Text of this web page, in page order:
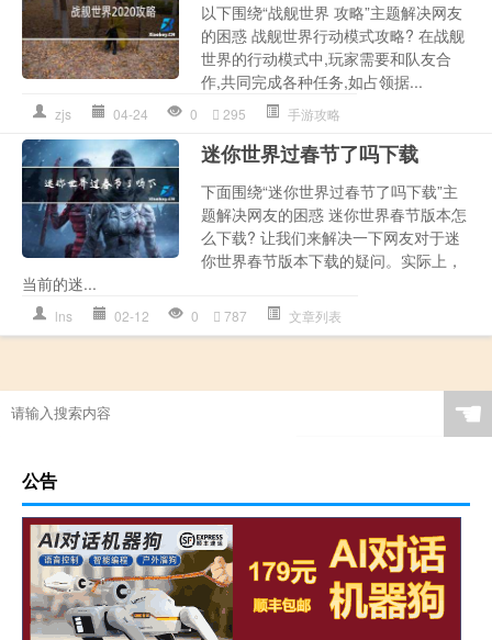
以下围绕“战舰世界 攻略”主题解决网友
的困惑 战舰世界行动模式攻略? 在战舰
世界的行动模式中,玩家需要和队友合
作,共同完成各种任务,如占领据...
zjs 04-24 0 295 手游攻略
迷你世界过春节了吗下载
下面围绕“迷你世界过春节了吗下载”主
题解决网友的困惑 迷你世界春节版本怎
么下载? 让我们来解决一下网友对于迷
你世界春节版本下载的疑问。实际上，
当前的迷...
lns 02-12 0 787 文章列表
☚
公告